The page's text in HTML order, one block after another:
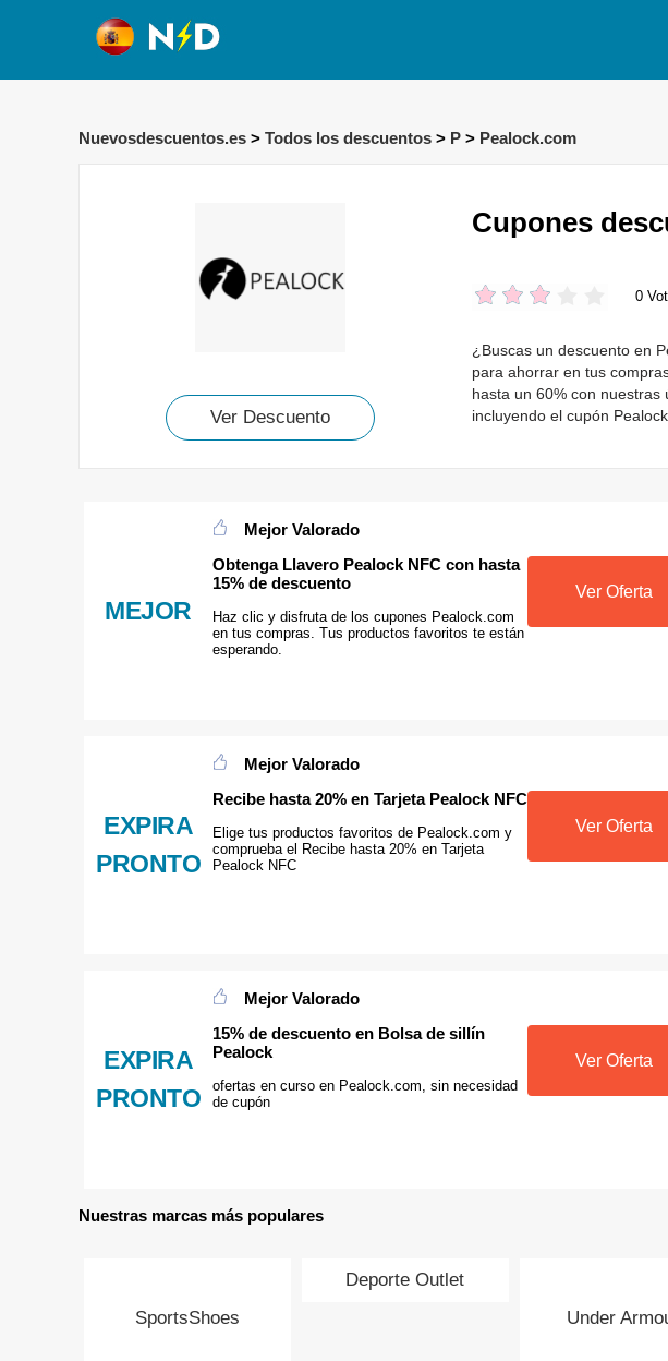
Nuevosdescuentos.es > Todos los descuentos > P > Pealock.com
Ver Descuento
Cupones
0
¿Buscas un descuento en
para ahorrar en tus
hasta un 60% con nuestras
incluyendo el cupón
MEJOR
Mejor Valorado
Obtenga Llavero Pealock NFC con hasta
15% de descuento
Haz clic y disfruta de los cupones Pealock.com
en tus compras. Tus productos favoritos te están
esperando.
Ver Oferta
EXPIRA
PRONTO
Mejor Valorado
Recibe hasta 20% en Tarjeta Pealock NFC
Elige tus productos favoritos de Pealock.com y
comprueba el Recibe hasta 20% en Tarjeta
Pealock NFC
Ver Oferta
EXPIRA
PRONTO
Mejor Valorado
15% de descuento en Bolsa de sillín
Pealock
ofertas en curso en Pealock.com, sin necesidad
de cupón
Ver Oferta
Nuestras marcas más populares
SportsShoes
Deporte Outlet
Under